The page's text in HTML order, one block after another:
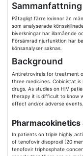
Sammanfattning
Påtagligt färre kvinnor än
som analyserade
biverkningar har illamående
Försämrad njurfunktion har
könsanalyser saknas.
Background
Antiretrovirals for treatment
three medicines. Cobicistat
drugs. As studies on HIV
therapy it is difficult to know
effect and/or adverse events.
Pharmacokinetics
In patients on triple highly
of tenofovir disoproxil (20
tenofovir triphosphate